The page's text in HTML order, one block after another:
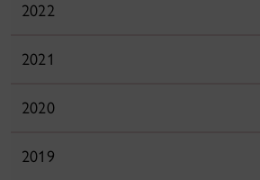
2022
2021
2020
2019